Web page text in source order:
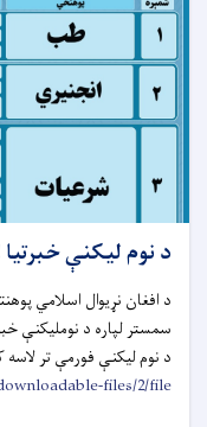
د نوم لیکنې
سمستر لپاره د نومليکنې
د نوم لیکنې فورمې تر لاسه
files/2/file